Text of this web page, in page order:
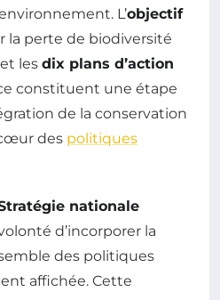
L’objectif
la perte de biodiversité
les dix plans d’action
constituent une étape
de la conservation
des politiques
nationale
d’incorporer la
des politiques
affichée. Cette